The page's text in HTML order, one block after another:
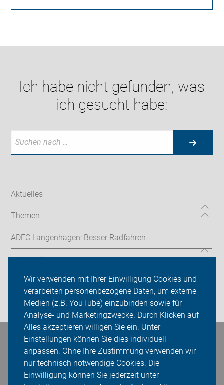
Wir verwenden mit Ihrer Einwilligung Cookies und
verarbeiten personenbezogene Daten, um externe
Medien (z.B. YouTube) einzubinden sowie für
Analyse- und Marketingzwecke. Durch Klicken auf
Alles akzeptieren willigen Sie ein. Unter
Einstellungen können Sie dies individuell
anpassen. Ohne Ihre Zustimmung verwenden wir
nur technisch notwendige Cookies. Die
Einwilligung können Sie jederzeit unter
Ich habe nicht gefunden, was
ich gesucht habe:
Aktuelles
Themen
ADFC Langenhagen: Besser Radfahren
Sei dabei
Presse
Login
Bleiben Sie in Kontakt